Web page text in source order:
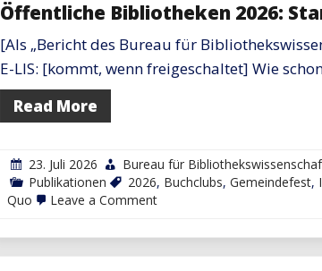
Öffentliche Bibliotheken 2026:
[Als „Bericht des Bureau für
E-LIS: [kommt, wenn freigeschaltet] Wie
Read More
23. Juli 2026
Bureau für
Publikationen
2026, Buchclubs, Gemeindefest,
Quo
Leave a Commenton
2026:
Stand